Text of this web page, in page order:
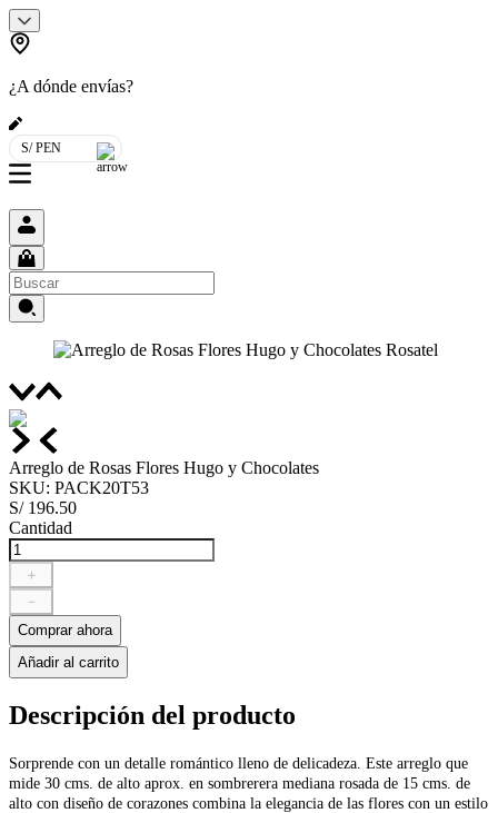
¿A dónde envías?
S/ PEN
Arreglo de Rosas Flores Hugo y Chocolates
SKU: PACK20T53
S/ 196.50
Cantidad
＋
－
Comprar ahora
Añadir al carrito
Descripción del producto
Sorprende con un detalle romántico lleno de delicadeza. Este arreglo que
mide 30 cms. de alto aprox. en sombrerera mediana rosada de 15 cms. de
alto con diseño de corazones combina la elegancia de las flores con un estilo